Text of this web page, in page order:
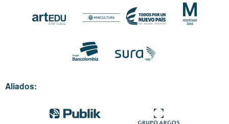
Aliados: